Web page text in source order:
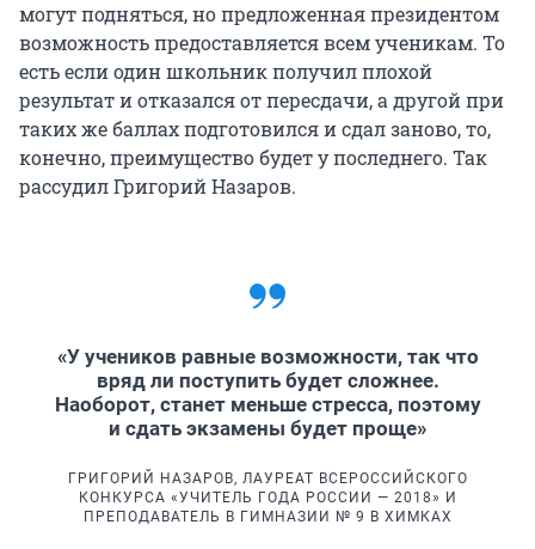
могут подняться, но предложенная президентом
возможность предоставляется всем ученикам. То
есть если один школьник получил плохой
результат и отказался от пересдачи, а другой при
таких же баллах подготовился и сдал заново, то,
конечно, преимущество будет у последнего. Так
рассудил Григорий Назаров.
«У учеников равные возможности, так что
вряд ли поступить будет сложнее.
Наоборот, станет меньше стресса, поэтому
и сдать экзамены будет проще»
ГРИГОРИЙ НАЗАРОВ, ЛАУРЕАТ ВСЕРОССИЙСКОГО
КОНКУРСА «УЧИТЕЛЬ ГОДА РОССИИ — 2018» И
ПРЕПОДАВАТЕЛЬ В ГИМНАЗИИ № 9 В ХИМКАХ